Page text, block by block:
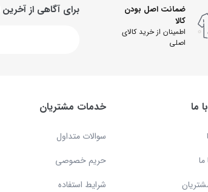
ضمانت اصل بودن
کالا
اطمینان از خرید کالای
اصلی
برای آگاهی از
ما خدمات مشتریان
سوالات متداول
حریم خصوصی
شرایط استفاده